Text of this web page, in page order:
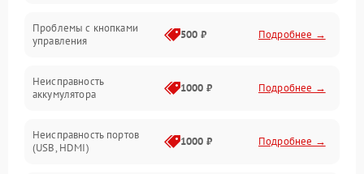
Механические повреждения
Проблемы с кнопками
управления
500 ₽ Подробнее →
Неисправность
аккумулятора
1000 ₽ Подробнее →
Неисправность портов
(USB, HDMI)
1000 ₽ Подробнее →